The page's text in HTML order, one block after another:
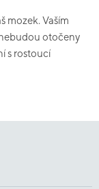
mozek. Vaším
otočeny
s rostoucí